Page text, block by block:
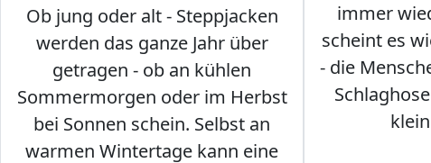
Ob jung oder alt - Steppjacken
werden das ganze Jahr über
getragen - ob an kühlen
Sommermorgen oder im Herbst
bei Sonnen schein. Selbst an
warmen Wintertage kann eine
immer
scheint es
- die